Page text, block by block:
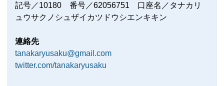
記号／10180 番号／62056751 口座名／タナカリ
ュウサクノシュザイカツドウシエンキキン
連絡先
tanakaryusaku@gmail.com
twitter.com/tanakaryusaku